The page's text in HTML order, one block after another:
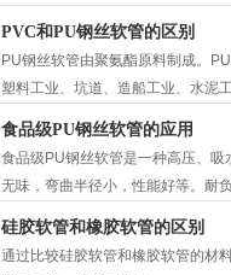
PVC和PU钢丝软管的区别
PU钢丝软管由聚氨酯原料制成。
塑料工业、坑道、造船工业、水泥
药、饮料等行业。PU钢丝软管能
食品级PU钢丝软管的应用
食品级PU钢丝软管是一种高压、
无味，弯曲半径小，性能好等。耐
特点。
硅胶软管和橡胶软管的区别
通过比较硅胶软管和橡胶软管的材